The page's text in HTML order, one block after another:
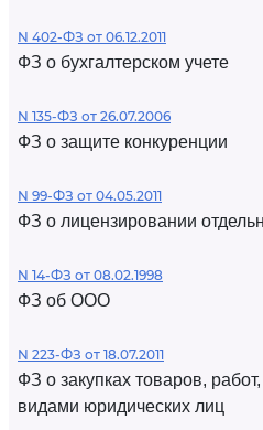
N 402-ФЗ от 06.12.2011
ФЗ о бухгалтерском учете
N 135-ФЗ от 26.07.2006
ФЗ о защите конкуренции
N 99-ФЗ от 04.05.2011
ФЗ о лицензировании
N 14-ФЗ от 08.02.1998
ФЗ об ООО
N 223-ФЗ от 18.07.2011
ФЗ о закупках товаров,
видами юридических лиц